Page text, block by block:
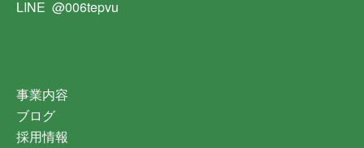
LINE @006tepvu
事業内容
ブログ
採用情報